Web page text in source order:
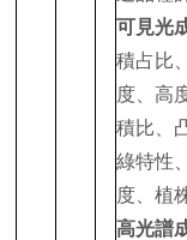
可見光
積占比
度、高
積比、
綠特性
度、植
高光譜